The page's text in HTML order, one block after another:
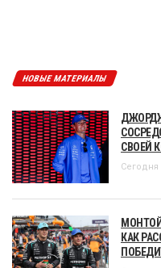
НОВЫЕ МАТЕРИАЛЫ
СВОЕЙ
Сегодня
КАК